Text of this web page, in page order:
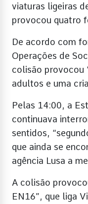
viaturas ligeiras
provocou quatro
De acordo com
Operações de
colisão provocou
adultos e uma
Pelas 14:00, a
continuava
sentidos,
que ainda se
agência Lusa a
A colisão
EN16”, que liga